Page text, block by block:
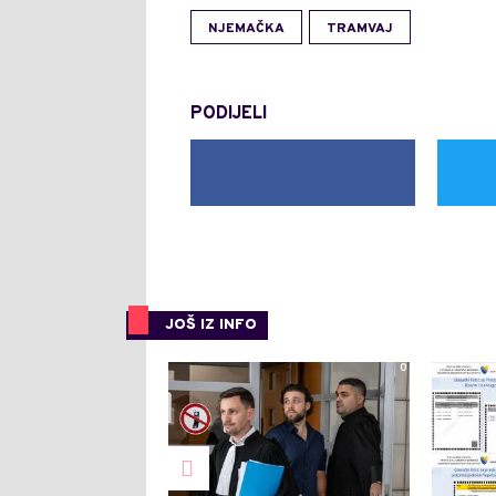
NJEMAČKA TRAMVAJ
PODIJELI
JOŠ IZ INFO
0